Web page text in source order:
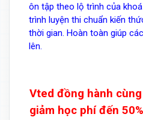
ôn tập theo lộ trình của
trình luyện thi chuẩn kiến
thời gian. Hoàn toàn giúp
lên.
Vted đồng hành
giảm học phí đến